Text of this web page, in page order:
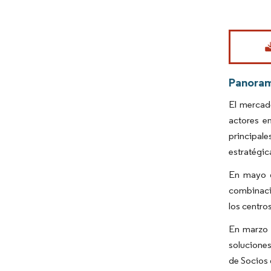
Imagen ©
El
actores
En mayo
los
En
de Socios